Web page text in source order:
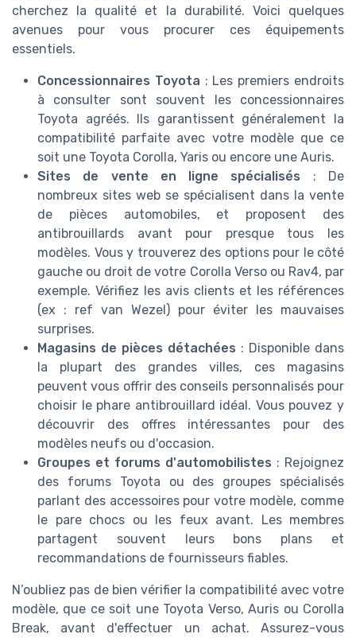
cherchez la qualité et la durabilité. Voici quelques
avenues pour vous procurer ces équipements
essentiels.
Concessionnaires Toyota : Les premiers endroits
à consulter sont souvent les concessionnaires
Toyota agréés. Ils garantissent généralement la
compatibilité parfaite avec votre modèle que ce
soit une Toyota Corolla, Yaris ou encore une Auris.
Sites de vente en ligne spécialisés : De
nombreux sites web se spécialisent dans la vente
de pièces automobiles, et proposent des
antibrouillards avant pour presque tous les
modèles. Vous y trouverez des options pour le côté
gauche ou droit de votre Corolla Verso ou Rav4, par
exemple. Vérifiez les avis clients et les références
(ex : ref van Wezel) pour éviter les mauvaises
surprises.
Magasins de pièces détachées : Disponible dans
la plupart des grandes villes, ces magasins
peuvent vous offrir des conseils personnalisés pour
choisir le phare antibrouillard idéal. Vous pouvez y
découvrir des offres intéressantes pour des
modèles neufs ou d'occasion.
Groupes et forums d'automobilistes : Rejoignez
des forums Toyota ou des groupes spécialisés
parlant des accessoires pour votre modèle, comme
le pare chocs ou les feux avant. Les membres
partagent souvent leurs bons plans et
recommandations de fournisseurs fiables.
N’oubliez pas de bien vérifier la compatibilité avec votre
modèle, que ce soit une Toyota Verso, Auris ou Corolla
Break, avant d'effectuer un achat. Assurez-vous